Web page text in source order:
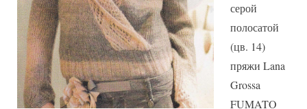
серой
полосатой
(цв. 14)
пряжи Lana
Grossa
FUMATO